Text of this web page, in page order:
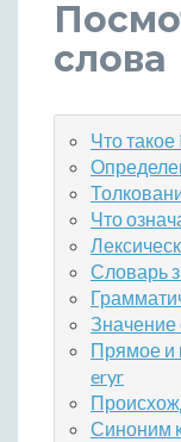
слова
Что такое
Что
Словарь
Значение
Прямое и
eryr
Синоним